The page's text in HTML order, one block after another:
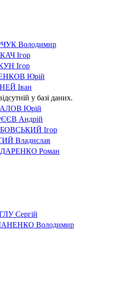
Володимир
Ігор
Ігор
Юрій
Іван
у базі даних.
Юрій
Андрій
Ігор
Владислав
Роман
Сергій
Володимир